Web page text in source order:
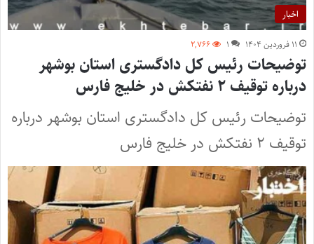
اخبار
۱۱ فروردین ۱۴۰۴ ۱ ۲,۷۶۶
توضیحات رئیس کل دادگستری استان بوشهر
درباره توقیف ۲ نفتکش در خلیج فارس
توضیحات رئیس کل دادگستری استان بوشهر درباره
توقیف ۲ نفتکش در خلیج فارس